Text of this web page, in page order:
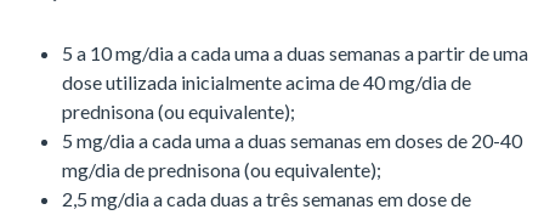
5 a 10 mg/dia a cada uma a duas semanas a partir de uma
dose utilizada inicialmente acima de 40 mg/dia de
prednisona (ou equivalente);
5 mg/dia a cada uma a duas semanas em doses de 20-40
mg/dia de prednisona (ou equivalente);
2,5 mg/dia a cada duas a três semanas em dose de